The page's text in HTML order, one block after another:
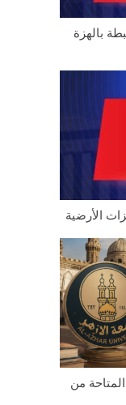
بالهزة
الأرضية
الكليات المتاحة من